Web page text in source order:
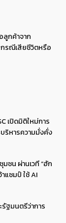
ลูกค้าจาก
กรณีเสียชีวิตหรือ
เปิดมิติใหม่การ
ริหารความมั่งคั่ง
ชน ผ่านเวที “ฮัก
แชมป์ ใช้ AI
ฐมนตรีว่าการ